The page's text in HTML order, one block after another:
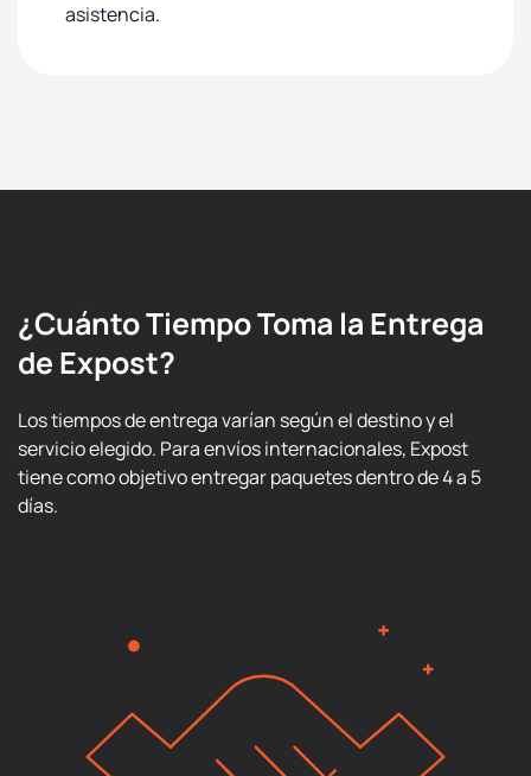
asistencia.
¿Cuánto Tiempo Toma la Entrega
de Expost?
Los tiempos de entrega varían según el destino y el
servicio elegido. Para envíos internacionales, Expost
tiene como objetivo entregar paquetes dentro de 4 a 5
días.